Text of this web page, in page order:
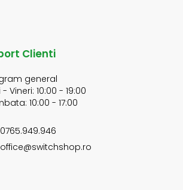
Clienti
general
- Vineri: 10:00 - 19:00
10:00 - 17:00
0765.949.946
office@switchshop.ro